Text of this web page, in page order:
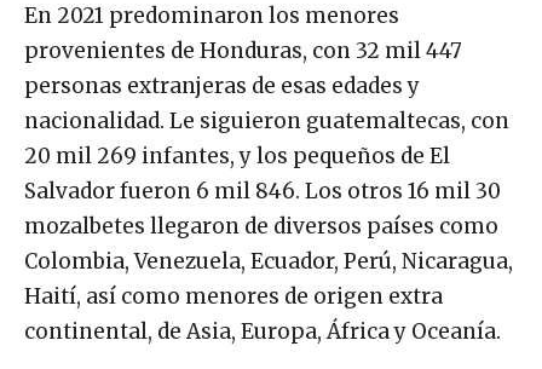
En 2021 predominaron los menores
provenientes de Honduras, con 32 mil 447
personas extranjeras de esas edades y
nacionalidad. Le siguieron guatemaltecas, con
20 mil 269 infantes, y los pequeños de El
Salvador fueron 6 mil 846. Los otros 16 mil 30
mozalbetes llegaron de diversos países como
Colombia, Venezuela, Ecuador, Perú, Nicaragua,
Haití, así como menores de origen extra
continental, de Asia, Europa, África y Oceanía.